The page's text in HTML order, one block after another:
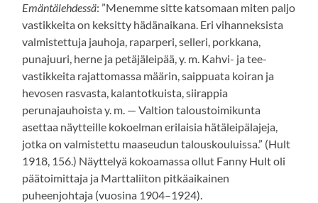
Emäntälehdessä: ”Menemme sitte katsomaan miten paljo
vastikkeita on keksitty hädänaikana. Eri vihanneksista
valmistettuja jauhoja, raparperi, selleri, porkkana,
punajuuri, herne ja petäjäleipää, y. m. Kahvi- ja tee-
vastikkeita rajattomassa määrin, saippuata koiran ja
hevosen rasvasta, kalantotkuista, siirappia
perunajauhoista y. m. — Valtion taloustoimikunta
asettaa näytteille kokoelman erilaisia hätäleipälajeja,
jotka on valmistettu maaseudun talouskouluissa.” (Hult
1918, 156.) Näyttelyä kokoamassa ollut Fanny Hult oli
päätoimittaja ja Marttaliiton pitkäaikainen
puheenjohtaja (vuosina 1904–1924).